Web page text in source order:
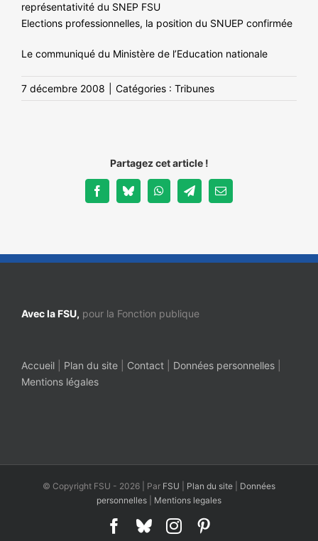
représentativité du SNEP FSU
Elections professionnelles, la position du SNUEP confirmée
Le communiqué du Ministère de l’Education nationale
7 décembre 2008 Catégories : Tribunes
Partagez cet article !
FacebookBlueskyWhatsAppTelegramEmail
Avec la FSU, pour la Fonction publique
Accueil Plan du site Contact Données personnelles
Mentions légales
© Copyright FSU - 2026 | Par FSU Plan du site
Données
personnelles
Mentions legales
Facebook
BlueskyInstagram